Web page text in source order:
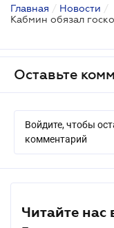
Главная / Новости /
Оставьте
Войдите, чтобы
комментарий
Читайте нас